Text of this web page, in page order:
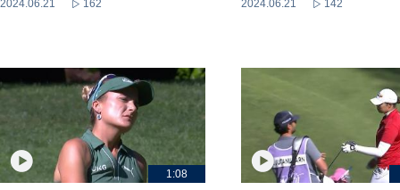
2024.06.21 162 2024.06.21 142
1:08